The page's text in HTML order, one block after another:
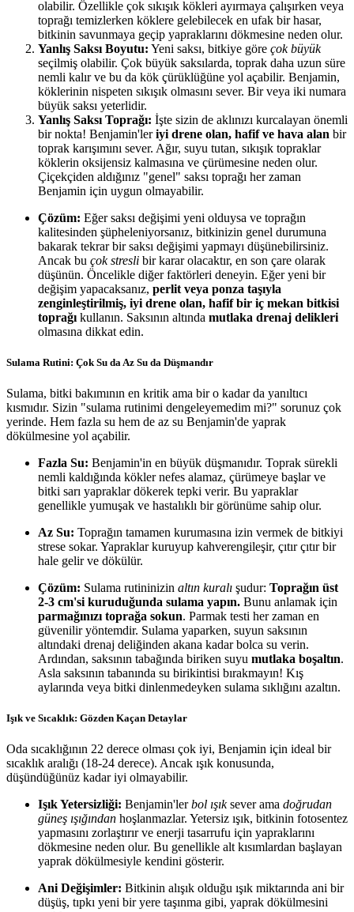
olabilir. Özellikle çok sıkışık kökleri ayırmaya çalışırken veya
toprağı temizlerken köklere gelebilecek en ufak bir hasar,
bitkinin savunmaya geçip yapraklarını dökmesine neden olur.
Yanlış Saksı Boyutu: Yeni saksı, bitkiye göre çok büyük
seçilmiş olabilir. Çok büyük saksılarda, toprak daha uzun süre
nemli kalır ve bu da kök çürüklüğüne yol açabilir. Benjamin,
köklerinin nispeten sıkışık olmasını sever. Bir veya iki numara
büyük saksı yeterlidir.
Yanlış Saksı Toprağı: İşte sizin de aklınızı kurcalayan önemli
bir nokta! Benjamin'leriyi drene olan, hafif ve hava alan bir
toprak karışımını sever. Ağır, suyu tutan, sıkışık topraklar
köklerin oksijensiz kalmasına ve çürümesine neden olur.
Çiçekçiden aldığınız "genel" saksı toprağı her zaman
Benjamin için uygun olmayabilir.
Çözüm: Eğer saksı değişimi yeni olduysa ve toprağın
kalitesinden şüpheleniyorsanız, bitkinizin genel durumuna
bakarak tekrar bir saksı değişimi yapmayı düşünebilirsiniz.
Ancak bu çok stresli bir karar olacaktır, en son çare olarak
düşünün. Öncelikle diğer faktörleri deneyin. Eğer yeni bir
değişim yapacaksanız, perlit veya ponza taşıyla
zenginleştirilmiş, iyi drene olan, hafif bir iç mekan bitkisi
toprağı kullanın. Saksının altında mutlaka drenaj delikleri
olmasına dikkat edin.
Sulama Rutini: Çok Su da Az Su da Düşmandır
Sulama, bitki bakımının en kritik ama bir o kadar da yanıltıcı
kısmıdır. Sizin "sulama rutinimi dengeleyemedim mi?" sorunuz çok
yerinde. Hem fazla su hem de az su Benjamin'de yaprak
dökülmesine yol açabilir.
Fazla Su: Benjamin'in en büyük düşmanıdır. Toprak sürekli
nemli kaldığında kökler nefes alamaz, çürümeye başlar ve
bitki sarı yapraklar dökerek tepki verir. Bu yapraklar
genellikle yumuşak ve hastalıklı bir görünüme sahip olur.
Az Su: Toprağın tamamen kurumasına izin vermek de bitkiyi
strese sokar. Yapraklar kuruyup kahverengileşir, çıtır çıtır bir
hale gelir ve dökülür.
Çözüm: Sulama rutininizin altın kuralı şudur: Toprağın üst
2-3 cm'si kuruduğunda sulama yapın. Bunu anlamak için
parmağınızı toprağa sokun. Parmak testi her zaman en
güvenilir yöntemdir. Sulama yaparken, suyun saksının
altındaki drenaj deliğinden akana kadar bolca su verin.
Ardından, saksının tabağında biriken suyu mutlaka boşaltın.
Asla saksının tabanında su birikintisi bırakmayın! Kış
aylarında veya bitki dinlenmedeyken sulama sıklığını azaltın.
Işık ve Sıcaklık: Gözden Kaçan Detaylar
Oda sıcaklığının 22 derece olması çok iyi, Benjamin için ideal bir
sıcaklık aralığı (18-24 derece). Ancak ışık konusunda,
düşündüğünüz kadar iyi olmayabilir.
Işık Yetersizliği: Benjamin'lerbol ışıksever ama doğrudan
güneş ışığından hoşlanmazlar. Yetersiz ışık, bitkinin fotosentez
yapmasını zorlaştırır ve enerji tasarrufu için yapraklarını
dökmesine neden olur. Bu genellikle alt kısımlardan başlayan
yaprak dökülmesiyle kendini gösterir.
Ani Değişimler: Bitkinin alışık olduğu ışık miktarında ani bir
düşüş, tıpkı yeni bir yere taşınma gibi, yaprak dökülmesini